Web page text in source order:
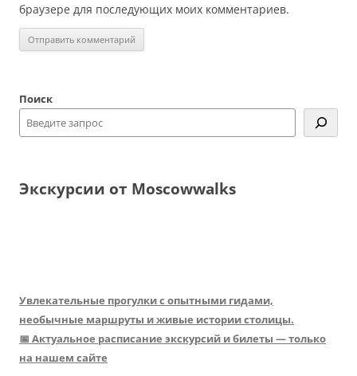
браузере для последующих моих комментариев.
Поиск
Экскурсии от Moscowwalks
Увлекательные прогулки с опытными гидами,
необычные маршруты и живые истории столицы.
📅 Актуальное расписание экскурсий и билеты — только
на нашем сайте